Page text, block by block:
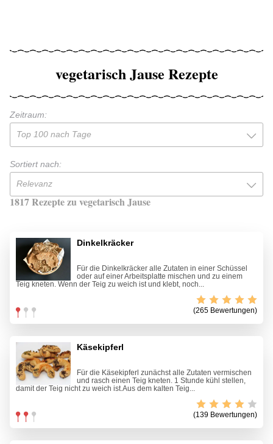
vegetarisch Jause Rezepte
Zeitraum:
Top 100 nach Tage
Sortiert nach:
Relevanz
1817 Rezepte zu vegetarisch Jause
Dinkelkräcker
Für die Dinkelkräcker alle Zutaten in einer Schüssel
oder auf einer Arbeitsplatte mischen und zu einem
Teig kneten. Wenn der Teig zu weich ist und klebt, noch...
(265 Bewertungen)
Käsekipferl
Für die Käsekipferl zunächst alle Zutaten vermischen
und rasch einen Teig kneten. 1 Stunde kühl stellen,
damit der Teig nicht zu weich ist.Aus dem kalten Teig...
(139 Bewertungen)